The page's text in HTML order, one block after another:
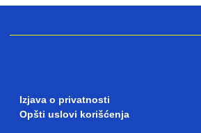
Izjava o privatnosti
Opšti uslovi korišćenja